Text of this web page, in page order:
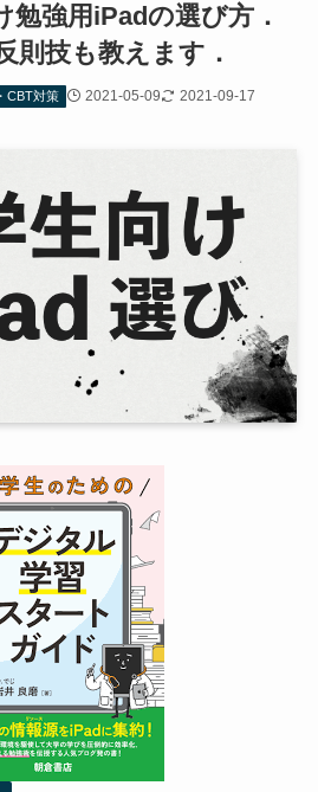
勉強用iPadの選び方．
則技も教えます．
CBT対策 2021-05-09 2021-09-17